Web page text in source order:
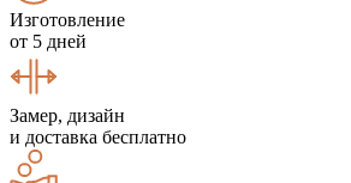
Изготовление
от 5 дней
Замер, дизайн
и доставка бесплатно